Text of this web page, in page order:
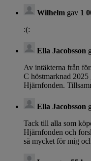
Wilhelm gav 1
:(:
Ella Jacobsson
Av intäkterna från
C höstmarknad
Hjärnfonden.
Ella Jacobsson
Tack till alla som
Hjärnfonden och
så mycket för mig